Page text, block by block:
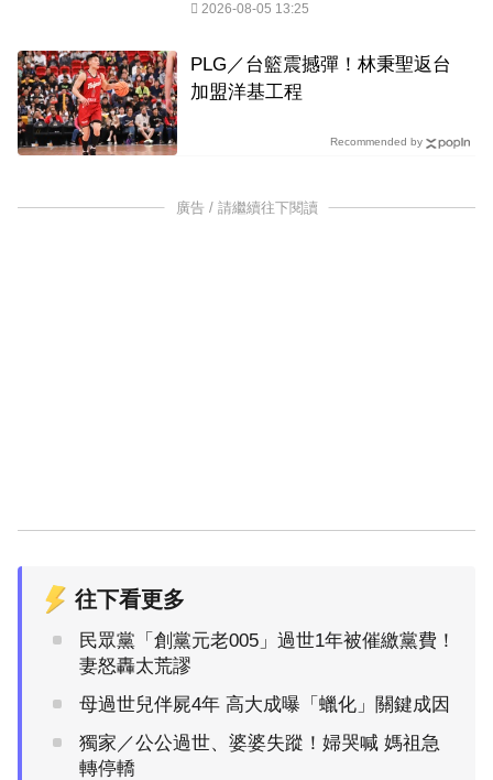
2026-08-05 13:25
PLG／台籃震撼彈！林秉聖返台
加盟洋基工程
Recommended by
廣告 / 請繼續往下閱讀
往下看更多
民眾黨「創黨元老005」過世1年被催繳黨費！
妻怒轟太荒謬
母過世兒伴屍4年 高大成曝「蠟化」關鍵成因
獨家／公公過世、婆婆失蹤！婦哭喊 媽祖急
轉停轎